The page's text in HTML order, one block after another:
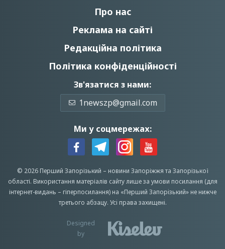
Про нас
Реклама на сайті
Редакційна політика
Політика конфіденційності
Зв'язатися з нами:
1newszp@gmail.com
Ми у соцмережах:
© 2026 Перший Запорізький – новини Запоріжжята Запорізької
області. Використання матеріалів сайту лише за умови посилання (для
інтернет-видань – гіперпосилання) на «Перший Запорiзький» не нижче
третього абзацу. Усi права захищенi.
Designed
by